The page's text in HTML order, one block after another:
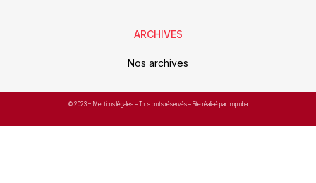
ARCHIVES
Nos archives
© 2023 – Mentions légales – Tous droits réservés – Site réalisé par Improba